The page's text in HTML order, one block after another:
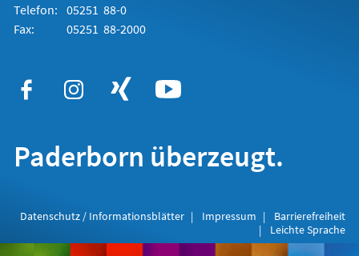
Telefon: 05251 88-0
Fax:
05251 88-2000
Paderborn überzeugt.
Datenschutz / Informationsblätter Impressum
Barrierefreiheit
Leichte Sprache